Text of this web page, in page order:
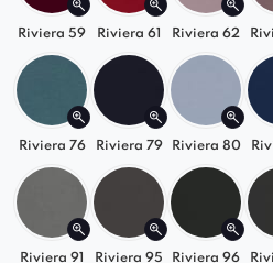
wzornictwo sprawiają, że
pasować do każdego
Riviera 59 Riviera 61 Riviera 62
Riviera 76 Riviera 79 Riviera 80
Riviera 91 Riviera 95 Riviera 96